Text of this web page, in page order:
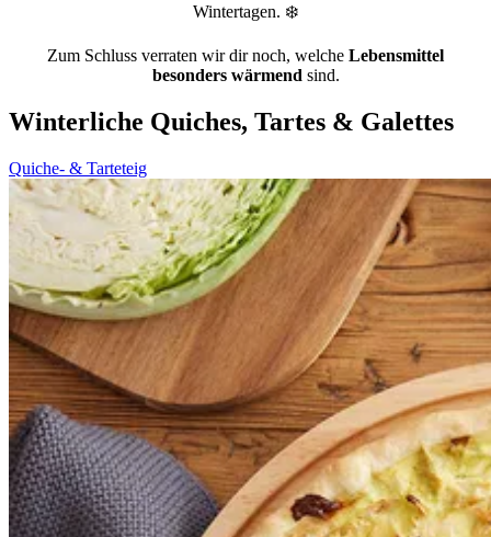
Wintertagen. ❄️
Zum Schluss verraten wir dir noch, welche Lebensmittel
besonders wärmend sind.
Winterliche Quiches, Tartes & Galettes
Quiche- & Tarteteig